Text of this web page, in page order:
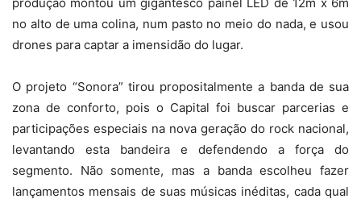
no alto de uma colina, num pasto no meio do nada, e usou
drones para captar a imensidão do lugar.
O projeto “Sonora” tirou propositalmente a banda de sua
zona de conforto, pois o Capital foi buscar parcerias e
participações especiais na nova geração do rock nacional,
levantando esta bandeira e defendendo a força do
segmento. Não somente, mas a banda escolheu fazer
lançamentos mensais de suas músicas inéditas, cada qual